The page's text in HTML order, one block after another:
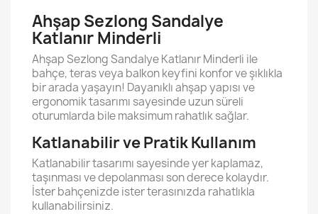
Ahşap Sezlong Sandalye
Katlanır Minderli
Ahşap Sezlong Sandalye Katlanır Minderli ile
bahçe, teras veya balkon keyfini konfor ve şıklıkla
bir arada yaşayın! Dayanıklı ahşap yapısı ve
ergonomik tasarımı sayesinde uzun süreli
oturumlarda bile maksimum rahatlık sağlar.
Katlanabilir ve Pratik Kullanım
Katlanabilir tasarımı sayesinde yer kaplamaz,
taşınması ve depolanması son derece kolaydır.
İster bahçenizde ister terasınızda rahatlıkla
kullanabilirsiniz.